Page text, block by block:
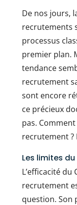
De nos jours,
recrutements
processus
premier plan.
tendance
recrutement
sont encore
ce précieux
pas.
recrutement ?
Les limites
L’efficacité du
recrutement
question. Son